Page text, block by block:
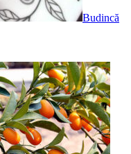
Budincă